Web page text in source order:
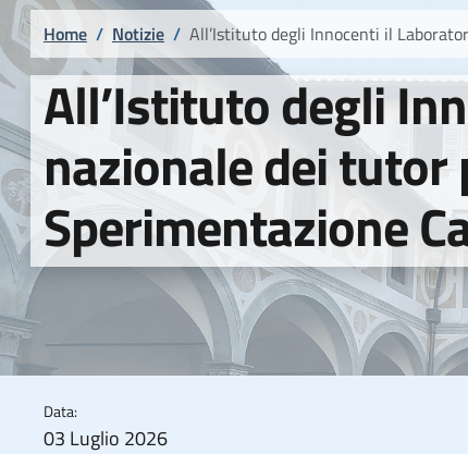
Briciole di pane
Home / Notizie / All’Istituto degli Innocenti il
All’Istituto degli
nazionale dei tutor
Sperimentazione
Data:
03 Luglio 2026